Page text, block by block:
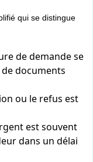
qui se distingue
de demande se
documents
ou le refus est
est souvent
dans un délai